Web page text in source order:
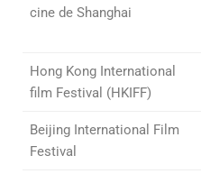
cine de Shanghai
Hong Kong International
film Festival (HKIFF)
Beijing International Film
Festival